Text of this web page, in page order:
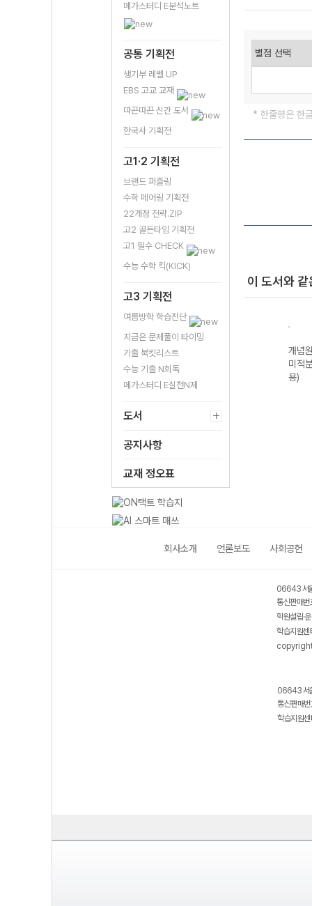
메가스터디 E분석노트
공통 기획전
생기부 레벨 UP
EBS 고교 교재
따끈따끈 신간 도서
한국사 기획전
고1·2 기획전
브랜드 퍼즐링
수학 페어링 기획전
22개정 전략.ZIP
고2 골든타임 기획전
고1 필수 CHECK
수능 수학 킥(KICK)
고3 기획전
여름방학 학습진단
지금은 문제풀이 타이밍
기출 북킷리스트
수능 기출 N회독
메가스터디 E실전N제
도서
공지사항
교재 정오표
* 한줄평은 한
이 도서와
개념원리 RPM
확률과 통계
개념
미적
용)
회사소개 언론보도 사회공헌
06643 서
통신판매
학원설립·
학습지원
06643 서
통신판매
학습지원